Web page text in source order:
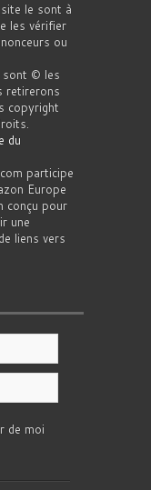
le sont à
les vérifier
ou
sont © les
retirerons
copyright
du
participe
Europe
conçu pour
une
liens vers
de moi